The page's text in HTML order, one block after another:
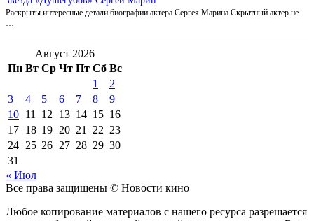
Раскрыты интересные детали биографии актера Сергея Марина Скрытный актер не
…
Август 2026
Пн Вт Ср Чт Пт Сб Вс
1
2
3
4 5 6 7 8
9
10 11 12 13 14 15 16
17 18 19 20 21 22 23
24 25 26 27 28 29 30
31
« Июл
Все права защищены © Новости кино
Любое копирование материалов с нашего ресурса разрешается